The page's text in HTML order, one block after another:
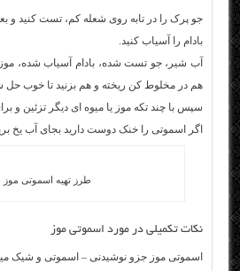
جو پرک را در تابه روی شعله کم، تست کنید و
بادام را آسیاب کنید.
آب شیر، جو تست شده، بادام آسیاب شده،
هم در مخلوط کن ریخته و هم بزنید تا خوب حل
سپس با چند تکه موز یا میوه ای دیگر تزئین و
اگر اسموتی را خنک دوست دارید بجای آب یخ
طرز تهیه اسموتی موز
نکات تکمیلی در مورد اسموتی موز
اسموتی موز جزو نوشیدنی – اسموتی و شیک